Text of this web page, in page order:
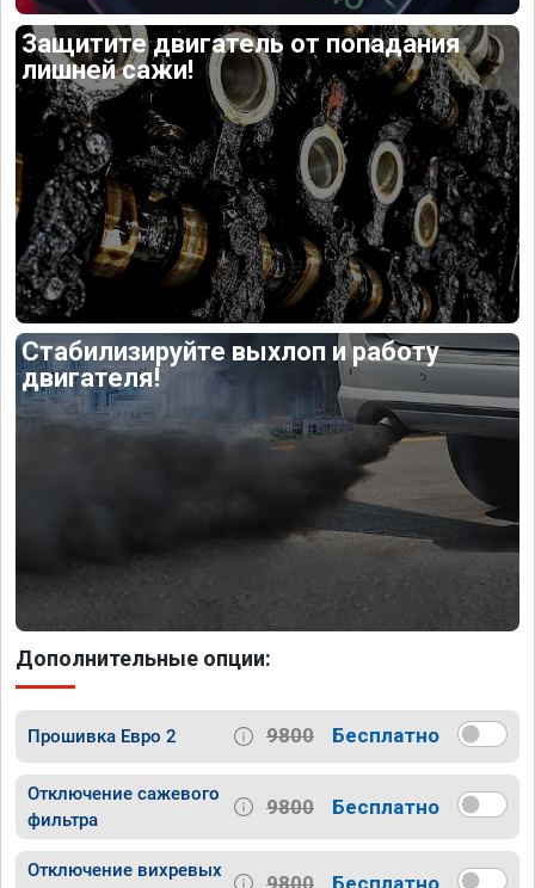
Защитите двигатель от попадания
лишней сажи!
Стабилизируйте выхлоп и работу
двигателя!
Дополнительные опции:
Прошивка Евро 2 9800 Бесплатно
Отключение сажевого
фильтра
9800 Бесплатно
Отключение вихревых
9800 Бесплатно